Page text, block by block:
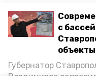
с
Губернатор
Владимиров
ответственности
Нового
аэропорту
Губернатор
инфраструктуру в